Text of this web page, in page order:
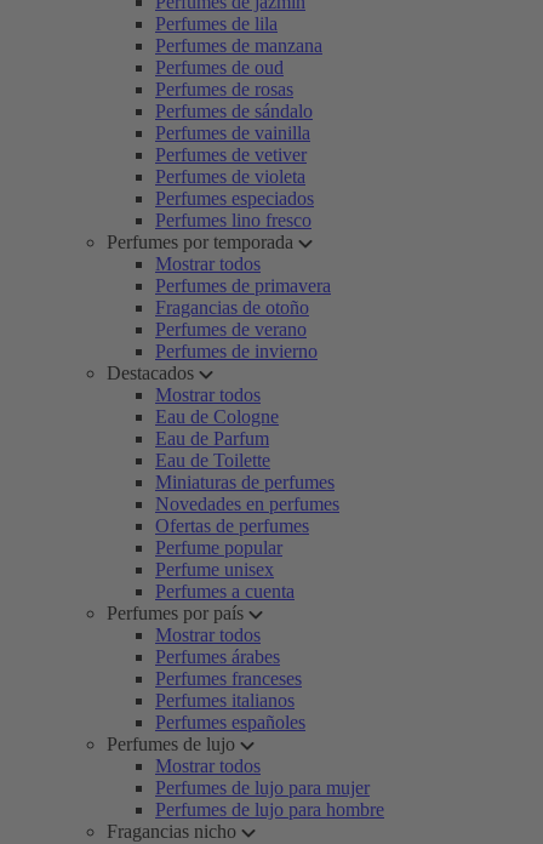
Perfumes de lila
Perfumes de manzana
Perfumes de oud
Perfumes de rosas
Perfumes de sándalo
Perfumes de vainilla
Perfumes de vetiver
Perfumes de violeta
Perfumes especiados
Perfumes lino fresco
Perfumes por temporada
Mostrar todos
Perfumes de primavera
Fragancias de otoño
Perfumes de verano
Perfumes de invierno
Destacados
Mostrar todos
Eau de Cologne
Eau de Parfum
Eau de Toilette
Miniaturas de perfumes
Novedades en perfumes
Ofertas de perfumes
Perfume popular
Perfume unisex
Perfumes a cuenta
Perfumes por país
Mostrar todos
Perfumes árabes
Perfumes franceses
Perfumes italianos
Perfumes españoles
Perfumes de lujo
Mostrar todos
Perfumes de lujo para mujer
Perfumes de lujo para hombre
Fragancias nicho